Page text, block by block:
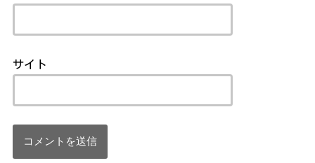
サイト